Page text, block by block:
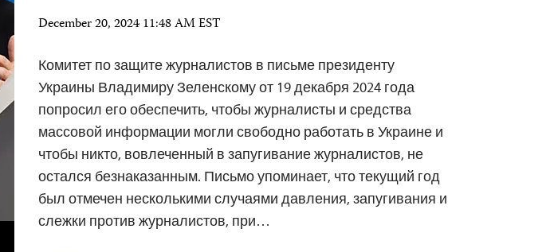
December 20, 2024 11:48 AM EST
Комитет по защите журналистов в письме президенту
Украины Владимиру Зеленскому от 19 декабря 2024 года
попросил его обеспечить, чтобы журналисты и средства
массовой информации могли свободно работать в Украине и
чтобы никто, вовлеченный в запугивание журналистов, не
остался безнаказанным. Письмо упоминает, что текущий год
был отмечен несколькими случаями давления, запугивания и
слежки против журналистов, при…